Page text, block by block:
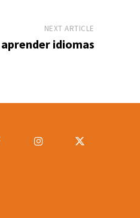
NEXT ARTICLE
idiomas